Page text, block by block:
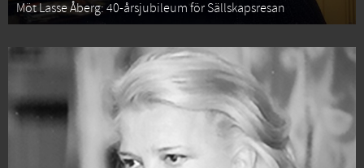
Möt Lasse Åberg: 40-årsjubileum för Sällskapsresan